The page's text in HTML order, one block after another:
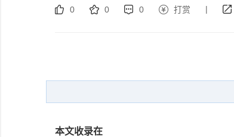
0 0 0 打赏 |
本文收录在